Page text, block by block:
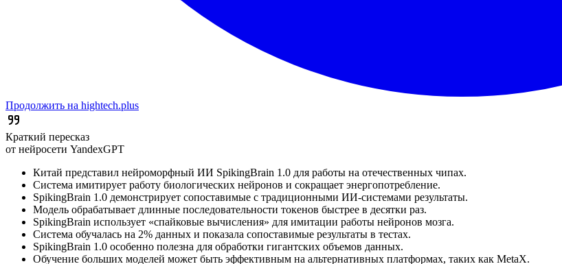
Продолжить на hightech.plus
Краткий пересказ
от нейросети YandexGPT
Китай представил нейроморфный ИИ SpikingBrain 1.0 для работы на отечественных чипах.
Система имитирует работу биологических нейронов и сокращает энергопотребление.
SpikingBrain 1.0 демонстрирует сопоставимые с традиционными ИИ-системами результаты.
Модель обрабатывает длинные последовательности токенов быстрее в десятки раз.
SpikingBrain использует «спайковые вычисления» для имитации работы нейронов мозга.
Система обучалась на 2% данных и показала сопоставимые результаты в тестах.
SpikingBrain 1.0 особенно полезна для обработки гигантских объемов данных.
Обучение больших моделей может быть эффективным на альтернативных платформах, таких как MetaX.